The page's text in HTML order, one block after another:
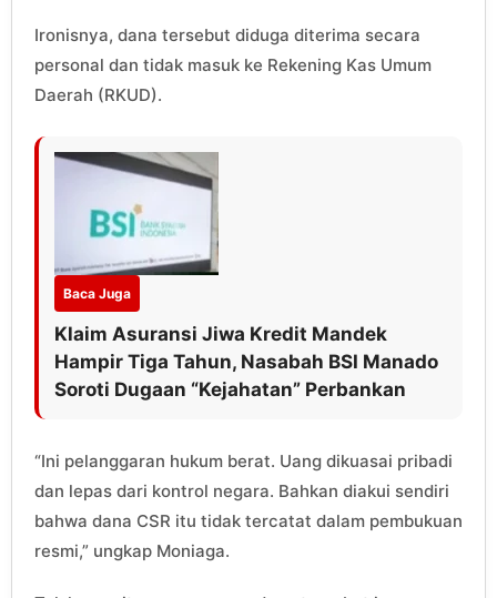
Ironisnya, dana tersebut diduga diterima secara
personal dan tidak masuk ke Rekening Kas Umum
Daerah (RKUD).
Baca Juga
Klaim Asuransi Jiwa Kredit Mandek
Hampir Tiga Tahun, Nasabah BSI Manado
Soroti Dugaan “Kejahatan” Perbankan
“Ini pelanggaran hukum berat. Uang dikuasai pribadi
dan lepas dari kontrol negara. Bahkan diakui sendiri
bahwa dana CSR itu tidak tercatat dalam pembukuan
resmi,” ungkap Moniaga.